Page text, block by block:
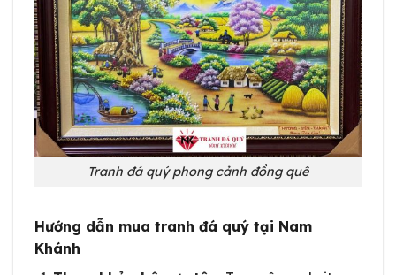
Tranh đá quý phong cảnh đồng quê
Hướng dẫn mua tranh đá quý tại Nam
Khánh